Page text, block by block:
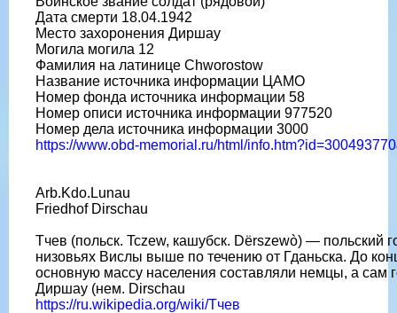
Дата смерти 18.04.1942
Место захоронения Диршау
Могила могила 12
Фамилия на латинице Chworostow
Название источника информации ЦАМО
Номер фонда источника информации 58
Номер описи источника информации 977520
Номер дела источника информации 3000
https://www.obd-memorial.ru/html/
Arb.Kdo.Lunau
Friedhof Dirschau
Тчев (польск. Tczew, кашубск. Dërszewò) — польский
низовьях Вислы выше по течению от Гданьска. До
основную массу населения составляли немцы, а сам
Диршау (нем. Dirschau
https://ru.wikipedia.org/wiki/Тчев